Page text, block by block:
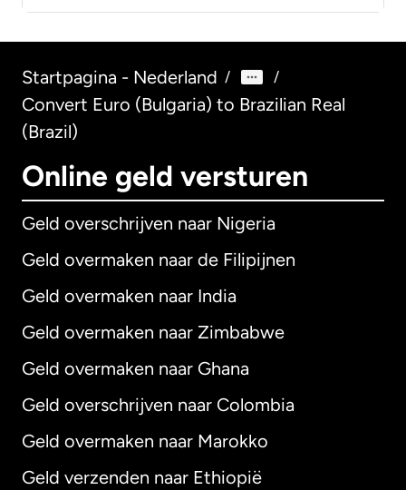
Startpagina - Nederland / /
Convert Euro (Bulgaria) to Brazilian Real
(Brazil)
Online geld versturen
Geld overschrijven naar Nigeria
Geld overmaken naar de Filipijnen
Geld overmaken naar India
Geld overmaken naar Zimbabwe
Geld overmaken naar Ghana
Geld overschrijven naar Colombia
Geld overmaken naar Marokko
Geld verzenden naar Ethiopië